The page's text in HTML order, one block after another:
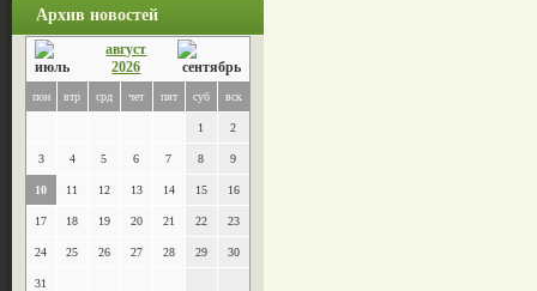
Архив новостей
август
2026
пон втр срд чет пят суб вск
1 2
3 4 5 6 7 8 9
10 11 12 13 14 15 16
17 18 19 20 21 22 23
24 25 26 27 28 29 30
31